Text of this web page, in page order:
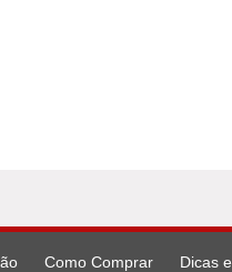
Como Comprar Dicas